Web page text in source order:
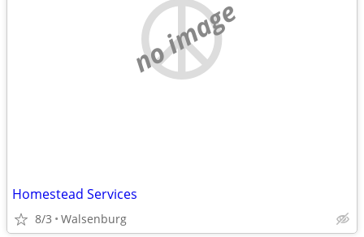
no image
Homestead Services
8/3 Walsenburg